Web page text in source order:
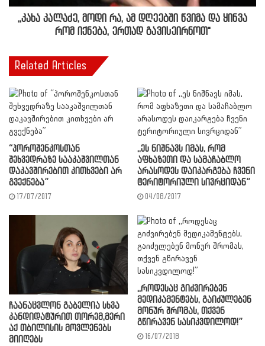
,,კახა კალაძე, მოდი რა, ამ დღეებში წვიმა და ყინვა
რომ იქნება, ერთად გავისეირნოთ"
Related Articles
“პოროშენკოსთან
შეხვედრაზე სააკაშვილთან
დაკავშირებით კითხვები არ
გვექნება”
17/07/2017
,,ეს ნიშნავს იმას, რომ
აფხაზეთი და სამაჩაბლო
არასოდეს დაიკარგება ჩვენი
ტერიტორიული სივრციდან”
04/08/2017
ჩაანაცვლონ გაბელია სხვა
კანდიდატურით თორემ,მერი
აქ თბილისის მოვლენებს
მიიღებს
,,როდესაც გიძვირებენ
მედიკამენტებს, გაიძულებენ
მონურ შრომას, თქვენ
გწირავენ სასიკვდილოდ!”
16/07/2018